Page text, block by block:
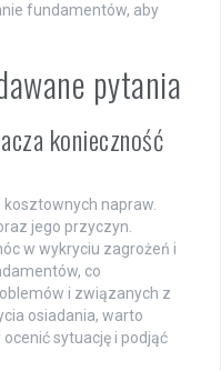
fundamentów, aby
pytania
konieczność
napraw.
jego przyczyn.
w wykryciu zagrożeń i
co
i związanych z
osiadania, warto
sytuację i podjąć